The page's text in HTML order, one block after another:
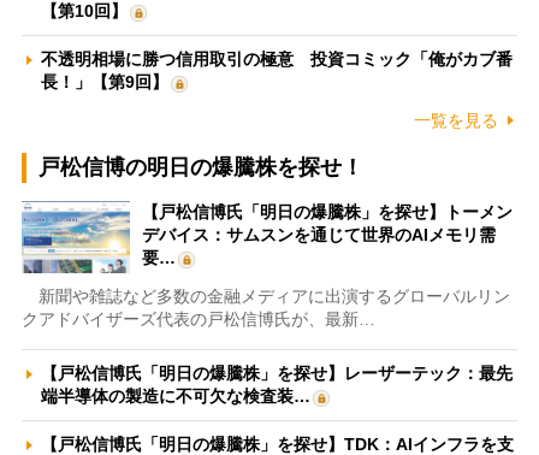
【第10回】
不透明相場に勝つ信用取引の極意 投資コミック「俺がカブ番
長！」【第9回】
一覧を見る
戸松信博の明日の爆騰株を探せ！
【戸松信博氏「明日の爆騰株」を探せ】トーメン
デバイス：サムスンを通じて世界のAIメモリ需
要…
新聞や雑誌など多数の金融メディアに出演するグローバルリン
クアドバイザーズ代表の戸松信博氏が、最新…
【戸松信博氏「明日の爆騰株」を探せ】レーザーテック：最先
端半導体の製造に不可欠な検査装…
【戸松信博氏「明日の爆騰株」を探せ】TDK：AIインフラを支